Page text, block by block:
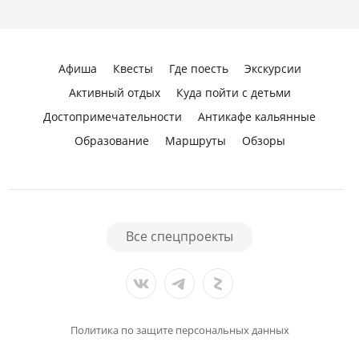
Афиша Квесты Где поесть
Экскурсии
Активный отдых
Куда пойти с детьми
Достопримечательности
Антикафе кальянные
Образование
Маршруты Обзоры
Все спецпроекты
Политика по защите персональных данных